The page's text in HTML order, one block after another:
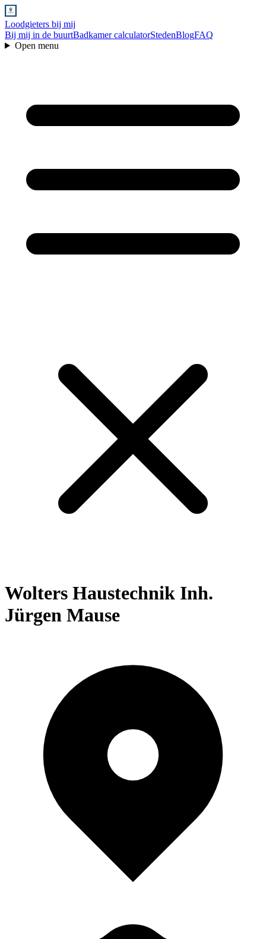
Loodgieters bij mij
Bij mij in de buurtBadkamer calculatorStedenBlogFAQ
Open menu
Wolters Haustechnik Inh.
Jürgen Mause